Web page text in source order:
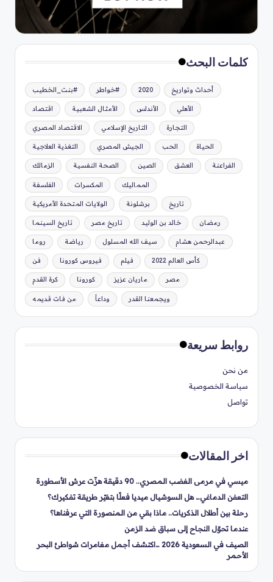
كلمات البحث
#بنت_الخطيب #خواطر 2020 أحداث وتواريخ
اقتصاد الأمثال الشعبية الأندلس الأهلي
الاقتصاد المصري التاريخ الإسلامي التجارة
التغذية العلاجية الجيش المصري الحب الحياة
الزمالك الصحة النفسية الصين العشق الفراعنة
الفلسفة المكسرات المماليك
الولايات المتحدة الأمريكية برشلونة تاريخ
تاريخ السينما تاريخ مصر خالد بن الوليد رمضان
روما رياضة سيف الله المسلول عبدالرحمن هشام
فن فيروس كورونا فيلم كأس العالم 2022
كرة القدم كورونا ماريان عزيز مصر
من فات قديمه وداعاً ويجمعنا القدر
روابط سريعة
من نحن
سياسة الخصوصية
تواصل
اخر المقالات
ميسي في مرمى الغضب المصري.. 90 دقيقة هزّت عرش الأسطورة
التعفن الدماغي… هل السوشيال ميديا فعلًا بتغيّر طريقة تفكيرك؟
رحلة بين أطلال الذكريات.. ماذا بقي من المنصورة التي عرفناها؟
عندما تحوّل النجاح إلى سباق ضد الزمن
الصيف في السعودية 2026 …اكتشف أجمل مغامرات شواطئ البحر
الأحمر